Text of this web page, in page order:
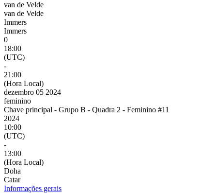
van de Velde
van de Velde
Immers
Immers
0
18:00
(UTC)
-
21:00
(Hora Local)
dezembro 05 2024
feminino
Chave principal - Grupo B - Quadra 2 - Feminino #11
2024
10:00
(UTC)
-
13:00
(Hora Local)
Doha
Catar
Informações gerais